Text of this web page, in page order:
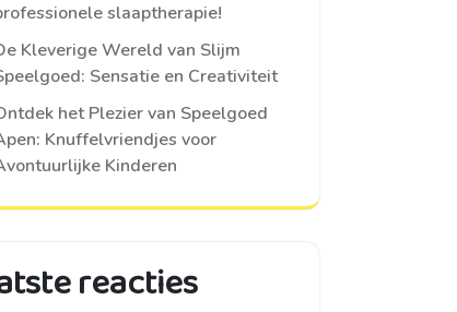
slaaptherapie!
Kleverige Wereld van Slijm
Sensatie en Creativiteit
het Plezier van Speelgoed
Knuffelvriendjes voor
Kinderen
reacties